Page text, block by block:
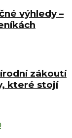
výhledy –
zákoutí
které stojí